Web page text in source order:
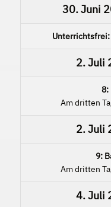
30. Juni
2. Juli
8:
Am dritten
2. Juli
9:
Am dritten
4. Juli